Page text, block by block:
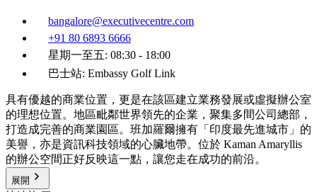
bangalore@executivecentre.com
+91 80 6893 6666
星期一至五: 08:30 - 18:00
巴士站: Embassy Golf Link
具有優越的商業位置，更是在該區建立業務發展或虛擬辦公室
的理想位置。地區毗鄰世界領先的企業，聚集多間公司總部，
打造成完善的商業園區。班加羅爾擁有「印度最先進城市」的
美譽，亦是資訊科技領域的心臟地帶。位於 Kaman Amaryllis
的辦公空間正好反映這一點，讓您走在成功的前沿。
展開